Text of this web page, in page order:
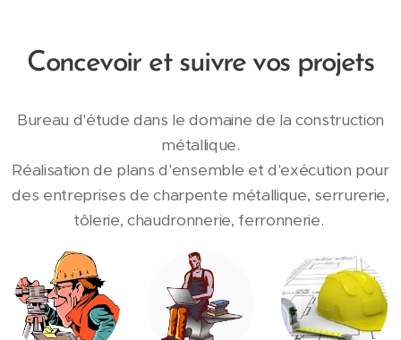
Concevoir et suivre vos projets
Bureau d'étude dans le domaine de la construction
métallique.
Réalisation de plans d'ensemble et d'exécution pour
des entreprises de charpente métallique, serrurerie,
tôlerie, chaudronnerie, ferronnerie.